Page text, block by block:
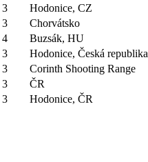
3 Hodonice, CZ
3 Chorvátsko
4 Buzsák, HU
3 Hodonice, Česká republika
3 Corinth Shooting Range
3 ČR
3 Hodonice, ČR